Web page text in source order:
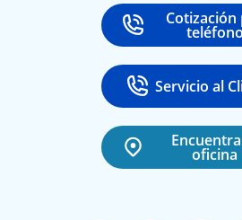
Call
Cotización
at
Call
Servicio al
at
oficina